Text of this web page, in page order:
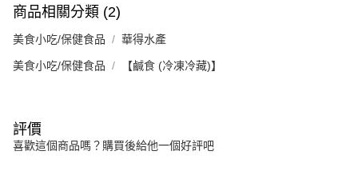
商品相關分類 (2)
美食小吃/保健食品 華得水產
美食小吃/保健食品 【鹹食 (冷凍冷藏)】
評價
喜歡這個商品嗎？購買後給他一個好評吧